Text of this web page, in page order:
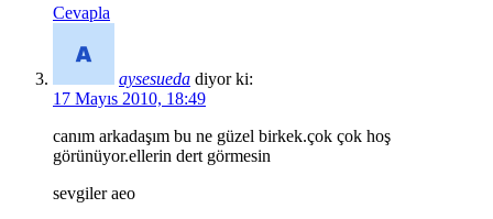
Cevapla
aysesueda diyor ki:
17 Mayıs 2010, 18:49
canım arkadaşım bu ne güzel birkek.çok çok hoş
görünüyor.ellerin dert görmesin
sevgiler aeo